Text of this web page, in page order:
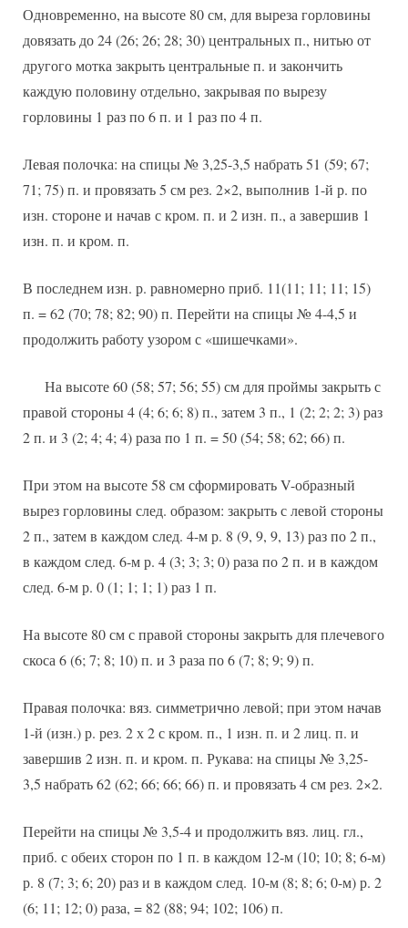
Одновременно, на высоте 80 см, для выреза горловины
довязать до 24 (26; 26; 28; 30) центральных п., нитью от
другого мотка закрыть центральные п. и закончить
каждую половину отдельно, закрывая по вырезу
горловины 1 раз по 6 п. и 1 раз по 4 п.
Левая полочка: на спицы № 3,25-3,5 набрать 51 (59; 67;
71; 75) п. и провязать 5 см рез. 2×2, выполнив 1-й р. по
изн. стороне и начав с кром. п. и 2 изн. п., а завершив 1
изн. п. и кром. п.
В последнем изн. р. равномерно приб. 11(11; 11; 11; 15)
п. = 62 (70; 78; 82; 90) п. Перейти на спицы № 4-4,5 и
продолжить работу узором с «шишечками».
На высоте 60 (58; 57; 56; 55) см для проймы закрыть с
правой стороны 4 (4; 6; 6; 8) п., затем 3 п., 1 (2; 2; 2; 3) раз
2 п. и 3 (2; 4; 4; 4) раза по 1 п. = 50 (54; 58; 62; 66) п.
При этом на высоте 58 см сформировать V-образный
вырез горловины след. образом: закрыть с левой стороны
2 п., затем в каждом след. 4-м р. 8 (9, 9, 9, 13) раз по 2 п.,
в каждом след. 6-м р. 4 (3; 3; 3; 0) раза по 2 п. и в каждом
след. 6-м р. 0 (1; 1; 1; 1) раз 1 п.
На высоте 80 см с правой стороны закрыть для плечевого
скоса 6 (6; 7; 8; 10) п. и 3 раза по 6 (7; 8; 9; 9) п.
Правая полочка: вяз. симметрично левой; при этом начав
1-й (изн.) р. рез. 2 х 2 с кром. п., 1 изн. п. и 2 лиц. п. и
завершив 2 изн. п. и кром. п. Рукава: на спицы № 3,25-
3,5 набрать 62 (62; 66; 66; 66) п. и провязать 4 см рез. 2×2.
Перейти на спицы № 3,5-4 и продолжить вяз. лиц. гл.,
приб. с обеих сторон по 1 п. в каждом 12-м (10; 10; 8; 6-м)
р. 8 (7; 3; 6; 20) раз и в каждом след. 10-м (8; 8; 6; 0-м) р. 2
(6; 11; 12; 0) раза, = 82 (88; 94; 102; 106) п.